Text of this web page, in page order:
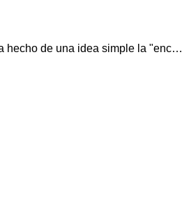
hecho de una idea simple la "enc…